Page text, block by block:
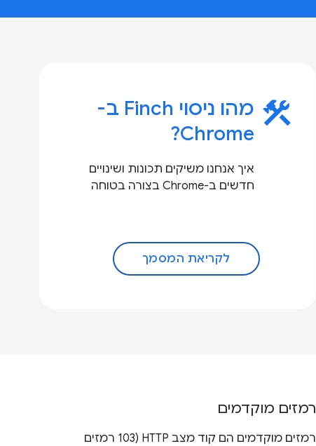
construction
מהו ניסוי Finch ב-
Chrome?
איך אנחנו משיקים תכונות ושינויים
חדשים ב-Chrome בצורה בטוחה
לקריאת המסמך
רמזים מוקדמים
רמזים מוקדמים הם קוד מצב HTTP (103 רמזים